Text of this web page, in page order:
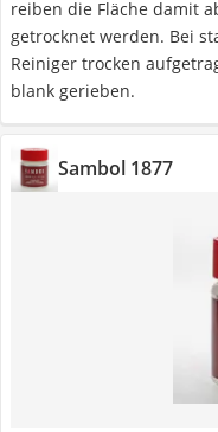
reiben die Fläche damit
getrocknet werden. Bei
Reiniger trocken
blank gerieben.
Sambol 1877